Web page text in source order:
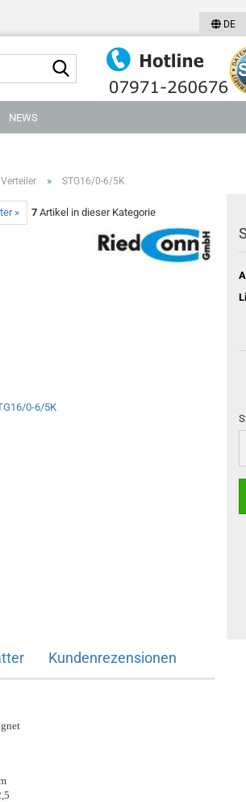
DE
Suche...
NEWS
» STG16/0-6/5K
» 7 Artikel in dieser Kategorie
Kundenrezensionen